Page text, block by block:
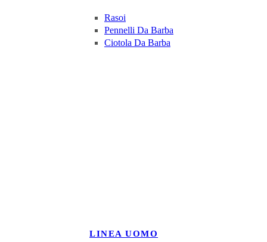
Rasoi
Pennelli Da Barba
Ciotola Da Barba
LINEA UOMO